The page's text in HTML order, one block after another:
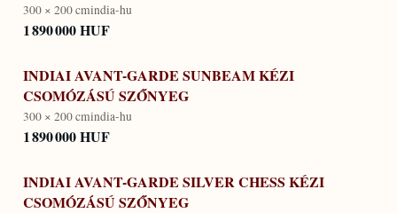
300 × 200 cmindia-hu
1 890 000 HUF
INDIAI AVANT-GARDE SUNBEAM KÉZI
CSOMÓZÁSÚ SZŐNYEG
300 × 200 cmindia-hu
1 890 000 HUF
INDIAI AVANT-GARDE SILVER CHESS KÉZI
CSOMÓZÁSÚ SZŐNYEG